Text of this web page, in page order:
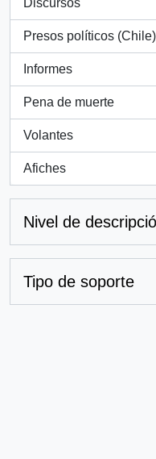
Discursos
, 18 resultados
Presos políticos (Chile)
, 18 resultados
Informes
, 18 resultados
Pena de muerte
, 13 resultados
Volantes
, 13 resultados
Afiches
, 12 resultados
Nivel de
Tipo de soporte